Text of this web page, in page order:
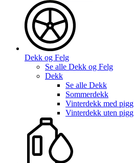
Dekk og Felg
Se alle Dekk og Felg
Dekk
Se alle Dekk
Sommerdekk
Vinterdekk med pigg
Vinterdekk uten pigg